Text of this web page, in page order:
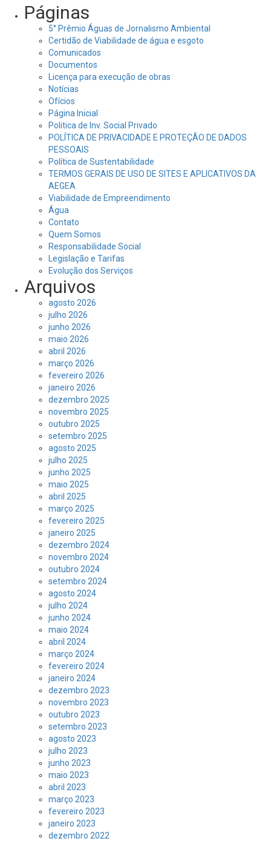
Páginas
5° Prêmio Águas de Jornalismo Ambiental
Certidão de Viabilidade de água e esgoto
Comunicados
Documentos
Licença para execução de obras
Notícias
Ofícios
Página Inicial
Politica de Inv. Social Privado
POLÍTICA DE PRIVACIDADE E PROTEÇÃO DE DADOS
PESSOAIS
Política de Sustentabilidade
TERMOS GERAIS DE USO DE SITES E APLICATIVOS DA
AEGEA
Viabilidade de Empreendimento
Água
Contato
Quem Somos
Responsabilidade Social
Legislação e Tarifas
Evolução dos Serviços
Arquivos
agosto 2026
julho 2026
junho 2026
maio 2026
abril 2026
março 2026
fevereiro 2026
janeiro 2026
dezembro 2025
novembro 2025
outubro 2025
setembro 2025
agosto 2025
julho 2025
junho 2025
maio 2025
abril 2025
março 2025
fevereiro 2025
janeiro 2025
dezembro 2024
novembro 2024
outubro 2024
setembro 2024
agosto 2024
julho 2024
junho 2024
maio 2024
abril 2024
março 2024
fevereiro 2024
janeiro 2024
dezembro 2023
novembro 2023
outubro 2023
setembro 2023
agosto 2023
julho 2023
junho 2023
maio 2023
abril 2023
março 2023
fevereiro 2023
janeiro 2023
dezembro 2022